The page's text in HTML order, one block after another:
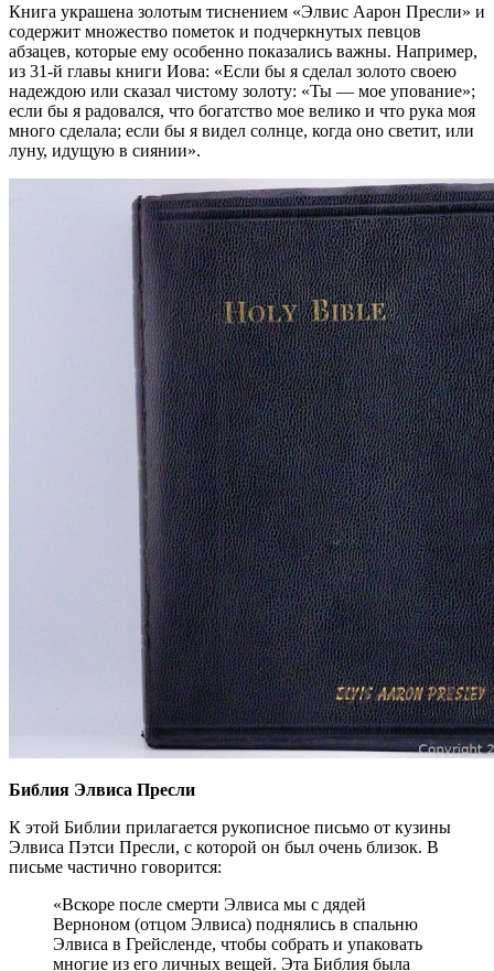
Книга украшена золотым тиснением «Элвис Аарон Пресли» и
содержит множество пометок и подчеркнутых певцов
абзацев, которые ему особенно показались важны. Например,
из 31-й главы книги Иова: «Если бы я сделал золото своею
надеждою или сказал чистому золоту: «Ты — мое упование»;
если бы я радовался, что богатство мое велико и что рука моя
много сделала; если бы я видел солнце, когда оно светит, или
луну, идущую в сиянии».
Библия Элвиса Пресли
К этой Библии прилагается рукописное письмо от кузины
Элвиса Пэтси Пресли, с которой он был очень близок. В
письме частично говорится:
«Вскоре после смерти Элвиса мы с дядей
Верноном (отцом Элвиса) поднялись в спальню
Элвиса в Грейсленде, чтобы собрать и упаковать
многие из его личных вещей. Эта Библия была